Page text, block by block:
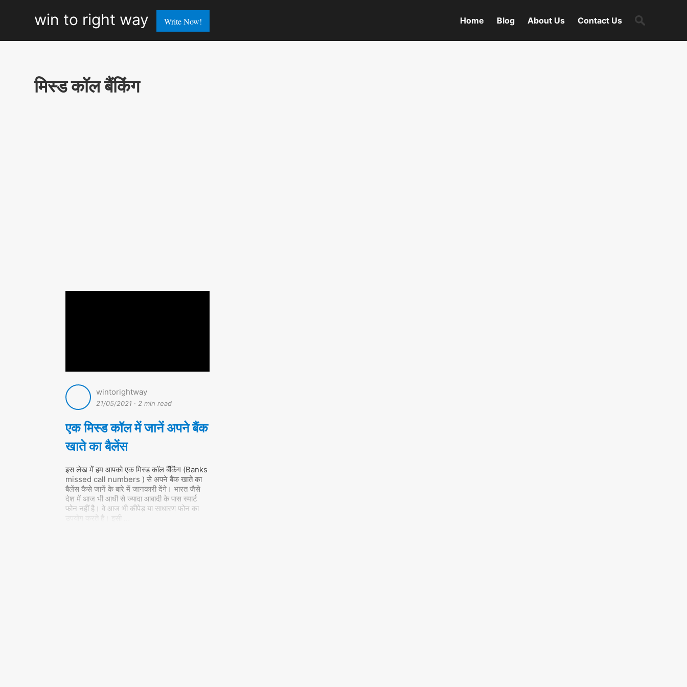
win
to
way
win to right way Write Now! Home Blog About Us Contact Us
Search
for:
मिस्ड कॉल बैंकिंग
wintorightway
21/05/2021 · 2 min read
एक मिस्ड कॉल में जानें अपने बैंक
खाते का बैलेंस
इस लेख में हम आपको एक मिस्ड कॉल बैंकिंग (Banks
missed call numbers ) से अपने बैंक खाते का
बैलेंस कैसे जानें के बारे में जानकारी देंगे। भारत जैसे
देश में आज भी आधी से ज्यादा आबादी के पास स्मार्ट
फोन नहीं है। वे आज भी कीपेड़ या साधारण फोन का
उपयोग करते हैं। इसी